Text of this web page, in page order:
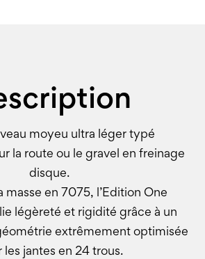
moyeu ultra léger typé
la route ou le gravel en freinage
disque.
masse en 7075, l’Edition One
légèreté et rigidité grâce à un
extrêmement optimisée
les jantes en 24 trous.